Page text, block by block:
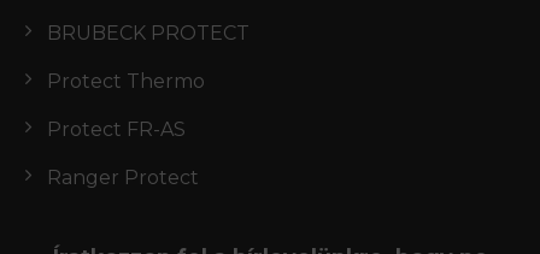
BRUBECK PROTECT
Protect Thermo
Protect FR-AS
Ranger Protect